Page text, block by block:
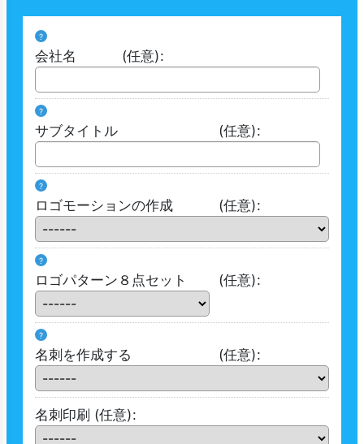
?
会社名 (任意):
?
サブタイトル (任意):
?
ロゴモーションの作成 (任意):
?
ロゴパターン８点セット (任意):
?
名刺を作成する (任意):
名刺印刷 (任意):